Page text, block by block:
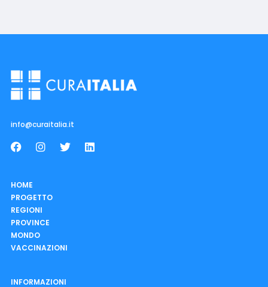
info@curaitalia.it
HOME
PROGETTO
REGIONI
PROVINCE
MONDO
VACCINAZIONI
INFORMAZIONI